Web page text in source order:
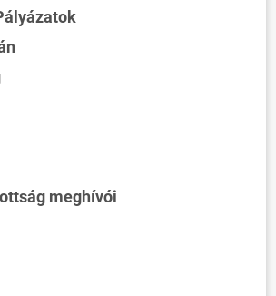
meghívói